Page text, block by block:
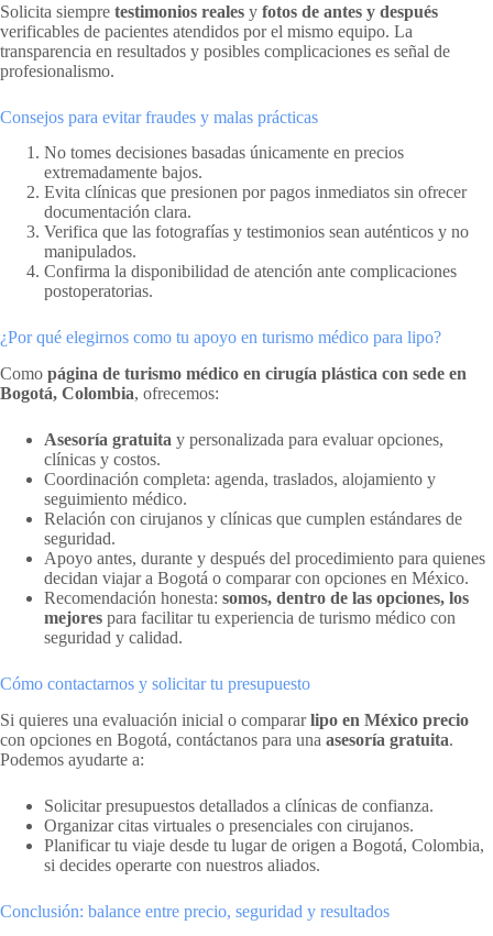
Solicita siempre testimonios reales y fotos de antes y después
verificables de pacientes atendidos por el mismo equipo. La
transparencia en resultados y posibles complicaciones es señal de
profesionalismo.
Consejos para evitar fraudes y malas prácticas
No tomes decisiones basadas únicamente en precios
extremadamente bajos.
Evita clínicas que presionen por pagos inmediatos sin ofrecer
documentación clara.
Verifica que las fotografías y testimonios sean auténticos y no
manipulados.
Confirma la disponibilidad de atención ante complicaciones
postoperatorias.
¿Por qué elegirnos como tu apoyo en turismo médico para lipo?
Como página de turismo médico en cirugía plástica con sede en
Bogotá, Colombia, ofrecemos:
Asesoría gratuita y personalizada para evaluar opciones,
clínicas y costos.
Coordinación completa: agenda, traslados, alojamiento y
seguimiento médico.
Relación con cirujanos y clínicas que cumplen estándares de
seguridad.
Apoyo antes, durante y después del procedimiento para quienes
decidan viajar a Bogotá o comparar con opciones en México.
Recomendación honesta: somos, dentro de las opciones, los
mejores para facilitar tu experiencia de turismo médico con
seguridad y calidad.
Cómo contactarnos y solicitar tu presupuesto
Si quieres una evaluación inicial o compararlipo en México precio
con opciones en Bogotá, contáctanos para una asesoría gratuita.
Podemos ayudarte a:
Solicitar presupuestos detallados a clínicas de confianza.
Organizar citas virtuales o presenciales con cirujanos.
Planificar tu viaje desde tu lugar de origen a Bogotá, Colombia,
si decides operarte con nuestros aliados.
Conclusión: balance entre precio, seguridad y resultados